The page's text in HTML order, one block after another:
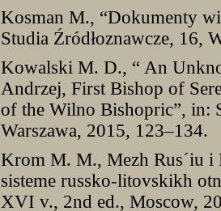
Kosman M., “Dokumenty
Studia Źródłoznawcze, 16,
Kowalski M. D., “ An
Andrzej, First Bishop of
of the Wilno Bishopric”, in:
Warszawa, 2015, 123–134.
Krom M. M., Mezh Rusˊiu
sisteme russko-litovskikh
XVI v., 2nd ed., Moscow,